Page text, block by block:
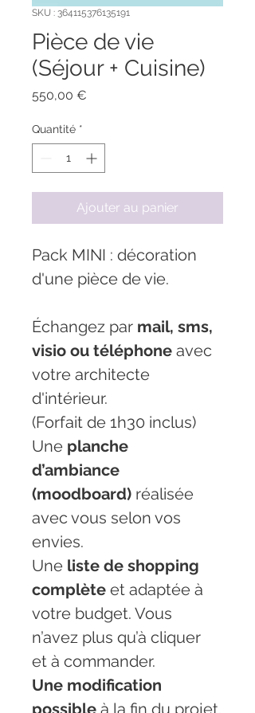
SKU : 364115376135191
Pièce de vie
(Séjour + Cuisine)
550,00 €
Quantité *
Ajouter au panier
Pack MINI : décoration
d'une pièce de vie.
Échangez par mail, sms,
visio ou téléphone avec
votre architecte
d'intérieur.
(Forfait de 1h30 inclus)
Une planche
d’ambiance
(moodboard) réalisée
avec vous selon vos
envies.
Une liste de shopping
complète et adaptée à
votre budget. Vous
n’avez plus qu’à cliquer
et à commander.
Une modification
possible à la fin du projet.